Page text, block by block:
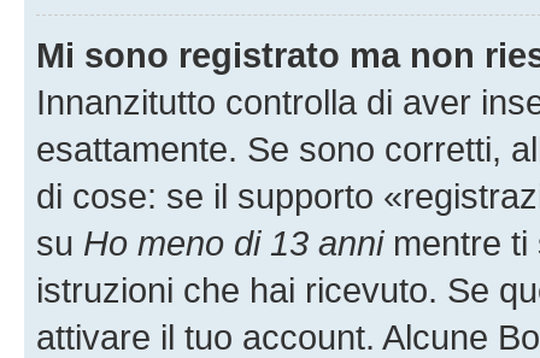
Mi sono registrato ma non
Innanzitutto controlla di aver
esattamente. Se sono corretti,
di cose: se il supporto
su Ho meno di 13 annimentre ti
istruzioni che hai ricevuto. Se
attivare il tuo account. Alcune